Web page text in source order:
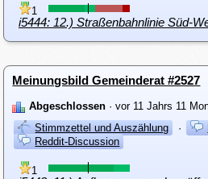
1
Meinungsbild Gemeinderat #2527
Abgeschlossen · vor 11 Jahrs 11
Stimmzettel und Auszählung
·
Reddit-Discussion
1